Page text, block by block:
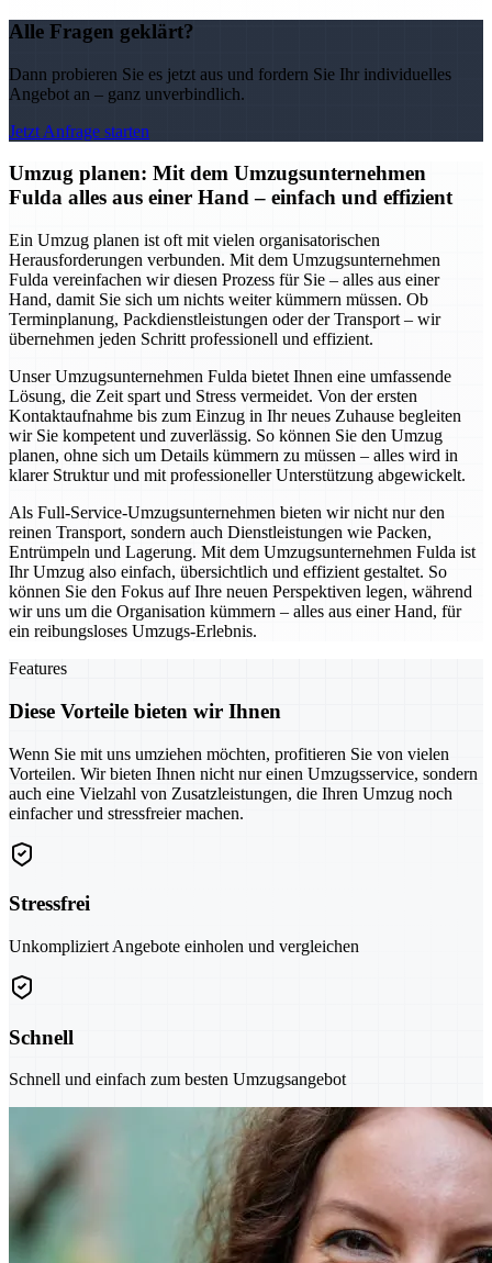
Alle Fragen geklärt?
Dann probieren Sie es jetzt aus und fordern Sie Ihr individuelles
Angebot an – ganz unverbindlich.
Jetzt Anfrage starten
Umzug planen: Mit dem Umzugsunternehmen
Fulda alles aus einer Hand – einfach und effizient
Ein Umzug planen ist oft mit vielen organisatorischen
Herausforderungen verbunden. Mit dem Umzugsunternehmen
Fulda vereinfachen wir diesen Prozess für Sie – alles aus einer
Hand, damit Sie sich um nichts weiter kümmern müssen. Ob
Terminplanung, Packdienstleistungen oder der Transport – wir
übernehmen jeden Schritt professionell und effizient.
Unser Umzugsunternehmen Fulda bietet Ihnen eine umfassende
Lösung, die Zeit spart und Stress vermeidet. Von der ersten
Kontaktaufnahme bis zum Einzug in Ihr neues Zuhause begleiten
wir Sie kompetent und zuverlässig. So können Sie den Umzug
planen, ohne sich um Details kümmern zu müssen – alles wird in
klarer Struktur und mit professioneller Unterstützung abgewickelt.
Als Full-Service-Umzugsunternehmen bieten wir nicht nur den
reinen Transport, sondern auch Dienstleistungen wie Packen,
Entrümpeln und Lagerung. Mit dem Umzugsunternehmen Fulda ist
Ihr Umzug also einfach, übersichtlich und effizient gestaltet. So
können Sie den Fokus auf Ihre neuen Perspektiven legen, während
wir uns um die Organisation kümmern – alles aus einer Hand, für
ein reibungsloses Umzugs-Erlebnis.
Features
Diese Vorteile bieten wir Ihnen
Wenn Sie mit uns umziehen möchten, profitieren Sie von vielen
Vorteilen. Wir bieten Ihnen nicht nur einen Umzugsservice, sondern
auch eine Vielzahl von Zusatzleistungen, die Ihren Umzug noch
einfacher und stressfreier machen.
Stressfrei
Unkompliziert Angebote einholen und vergleichen
Schnell
Schnell und einfach zum besten Umzugsangebot